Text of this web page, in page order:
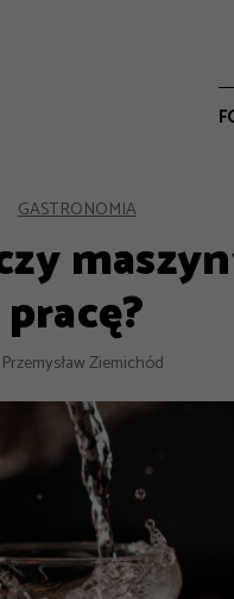
GASTRONOMIA
pracę?
Przemysław Ziemichód